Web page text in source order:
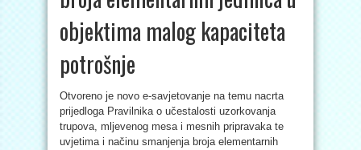
objektima malog kapaciteta
potrošnje
Otvoreno je novo e-savjetovanje na temu nacrta
prijedloga Pravilnika o učestalosti uzorkovanja
trupova, mljevenog mesa i mesnih pripravaka te
uvjetima i načinu smanjenja broja elementarnih